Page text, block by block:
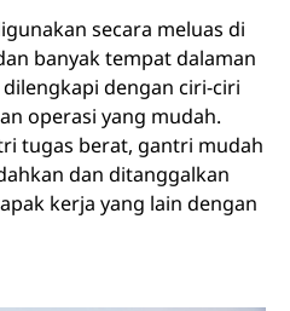
secara meluas di
banyak tempat dalaman
dengan ciri-ciri
operasi yang mudah.
tugas berat, gantri mudah
dan ditanggalkan
kerja yang lain dengan